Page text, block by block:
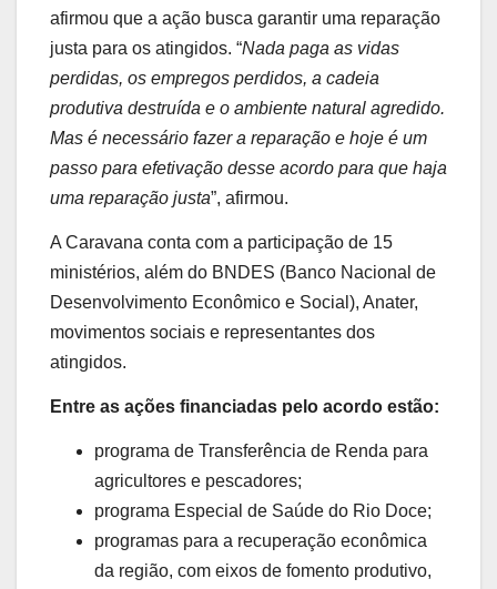
afirmou que a ação busca garantir uma reparação
justa para os atingidos. “Nada paga as vidas
perdidas, os empregos perdidos, a cadeia
produtiva destruída e o ambiente natural agredido.
Mas é necessário fazer a reparação e hoje é um
passo para efetivação desse acordo para que haja
uma reparação justa”, afirmou.
A Caravana conta com a participação de 15
ministérios, além do BNDES (Banco Nacional de
Desenvolvimento Econômico e Social), Anater,
movimentos sociais e representantes dos
atingidos.
Entre as ações financiadas pelo acordo estão:
programa de Transferência de Renda para
agricultores e pescadores;
programa Especial de Saúde do Rio Doce;
programas para a recuperação econômica
da região, com eixos de fomento produtivo,